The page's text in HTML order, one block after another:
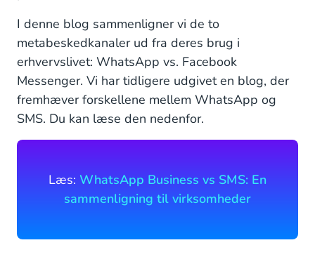
Notifikationer og sikkerhed
WhatsApp vs Facebook Messenger: Det bedste
valg for din virksomhed
I denne blog sammenligner vi de to
metabeskedkanaler ud fra deres brug i
erhvervslivet: WhatsApp vs. Facebook
Messenger. Vi har tidligere udgivet en blog, der
fremhæver forskellene mellem WhatsApp og
SMS. Du kan læse den nedenfor.
Læs: WhatsApp Business vs SMS: En
sammenligning til virksomheder